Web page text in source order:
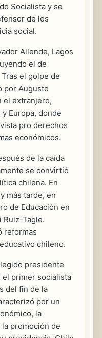
Socialista y se
de los
social.
Allende, Lagos
el de
el golpe de
por Augusto
el extranjero,
Europa, donde
pro derechos
económicos.
de la caída
se convirtió
chilena. En
más tarde, en
de Educación en
Ruiz-Tagle.
reformas
chileno.
presidente
primer socialista
del fin de la
por un
la
promoción de